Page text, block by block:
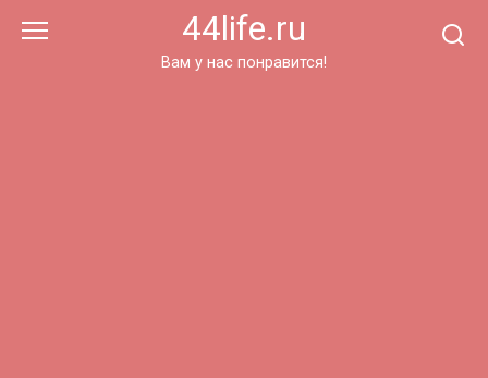
44life.ru
Вам у нас понравится!